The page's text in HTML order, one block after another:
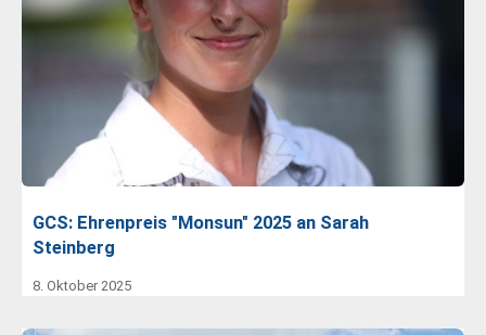
GCS: Ehrenpreis "Monsun" 2025 an Sarah
Steinberg
8. Oktober 2025